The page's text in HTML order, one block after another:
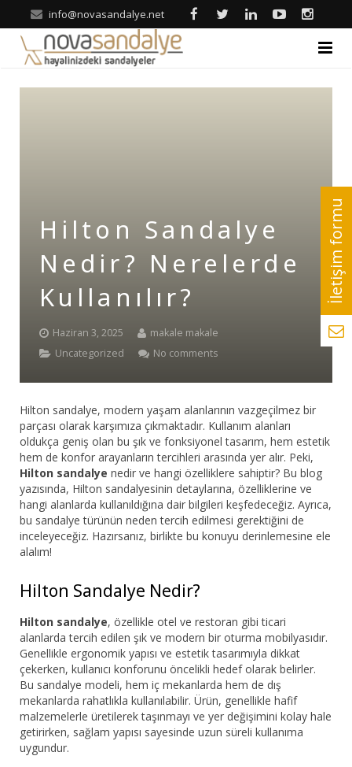
info@novasandalye.net
ANASAYFA
Metal Sandalye
Tonet-Thonet Sandalye
Hilton & Banket Sandalyeler
Klasik Sandalye
Restaurant Sandalyesi
Plastik Sandalye
Dış Mekan Sandalyeler
Masalar
Nova | Blog
İLETİŞİM
Hilton Sandalye
Nedir? Nerelerde
Kullanılır?
Haziran 3, 2025
makale makale
Uncategorized
No comments
Hilton sandalye, modern yaşam alanlarının vazgeçilmez bir
parçası olarak karşımıza çıkmaktadır. Kullanım alanları
oldukça geniş olan bu şık ve fonksiyonel tasarım, hem estetik
hem de konfor arayanların tercihleri arasında yer alır. Peki,
Hilton sandalye nedir ve hangi özelliklere sahiptir? Bu blog
yazısında, Hilton sandalyesinin detaylarına, özelliklerine ve
hangi alanlarda kullanıldığına dair bilgileri keşfedeceğiz. Ayrıca,
bu sandalye türünün neden tercih edilmesi gerektiğini de
inceleyeceğiz. Hazırsanız, birlikte bu konuyu derinlemesine ele
alalım!
Hilton Sandalye Nedir?
Hilton sandalye, özellikle otel ve restoran gibi ticari
alanlarda tercih edilen şık ve modern bir oturma mobilyasıdır.
Genellikle ergonomik yapısı ve estetik tasarımıyla dikkat
çekerken, kullanıcı konforunu öncelikli hedef olarak belirler.
Bu sandalye modeli, hem iç mekanlarda hem de dış
mekanlarda rahatlıkla kullanılabilir. Ürün, genellikle hafif
malzemelerle üretilerek taşınmayı ve yer değişimini kolay hale
getirirken, sağlam yapısı sayesinde uzun süreli kullanıma
uygundur.